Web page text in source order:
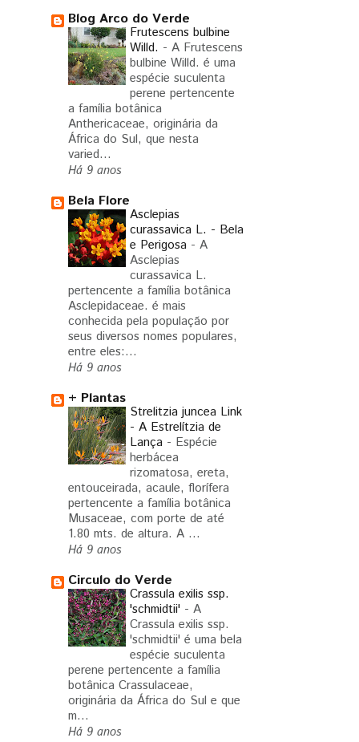
Blog Arco do Verde
Frutescens bulbine
Willd. - A Frutescens
bulbine Willd. é uma
espécie suculenta
perene pertencente
a família botânica
Anthericaceae, originária da
África do Sul, que nesta
varied...
Há 9 anos
Bela Flore
Asclepias
curassavica L. - Bela
e Perigosa - A
Asclepias
curassavica L.
pertencente a família botânica
Asclepidaceae. é mais
conhecida pela população por
seus diversos nomes populares,
entre eles:...
Há 9 anos
+ Plantas
Strelitzia juncea Link
- A Estrelítzia de
Lança - Espécie
herbácea
rizomatosa, ereta,
entouceirada, acaule, florífera
pertencente a família botânica
Musaceae, com porte de até
1.80 mts. de altura. A ...
Há 9 anos
Circulo do Verde
Crassula exilis ssp.
'schmidtii' - A
Crassula exilis ssp.
'schmidtii' é uma bela
espécie suculenta
perene pertencente a família
botânica Crassulaceae,
originária da África do Sul e que
m...
Há 9 anos